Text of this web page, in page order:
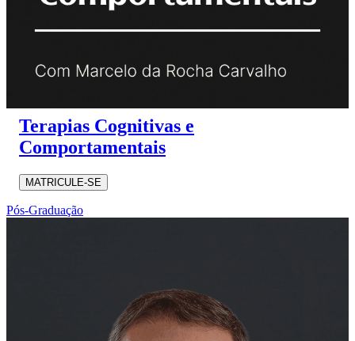
Terapias Cognitivas e
Comportamentais
MATRICULE-SE
Pós-Graduação